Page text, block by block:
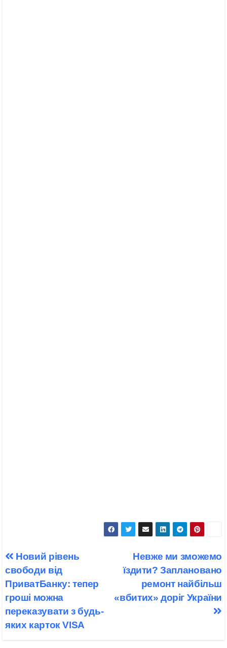
Навігація
записів
Невже ми зможемо
їздити? Заплановано
ремонт найбільш
«вбитих» доріг України
Новий рівень
свободи від
ПриватБанку: тепер
гроші можна
переказувати з будь-
яких карток VISA